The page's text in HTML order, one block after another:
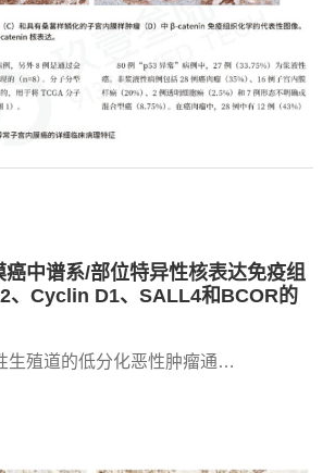
中谱系/部位特异性核表达免疫组
、Cyclin D1、SALL4和BCOR的
生殖道的低分化恶性肿瘤通…